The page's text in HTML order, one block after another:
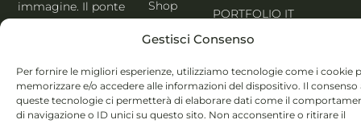
Gestisci Consenso
Per fornire le migliori esperienze, utilizziamo tecnologie come i cookie
memorizzare e/o accedere alle informazioni del dispositivo. Il consenso
queste tecnologie ci permetterà di elaborare dati come il
di navigazione o ID unici su questo sito. Non acconsentire o ritirare il
immagine. Il ponte
che unisce l'estetica di
MBTI, Enneagramma &
Holistic Color
System®.
Shop
Italiano
PORTFOLIO IT